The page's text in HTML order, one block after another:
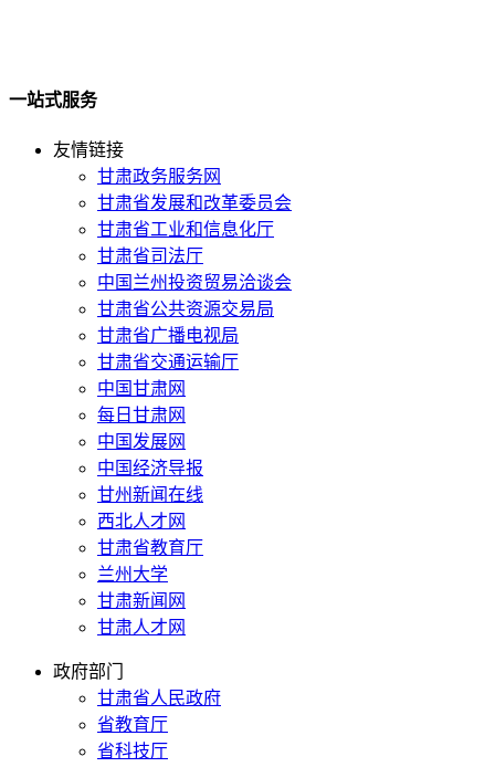
一站式服务
友情链接
甘肃政务服务网
甘肃省发展和改革委员会
甘肃省工业和信息化厅
甘肃省司法厅
中国兰州投资贸易洽谈会
甘肃省公共资源交易局
甘肃省广播电视局
甘肃省交通运输厅
中国甘肃网
每日甘肃网
中国发展网
中国经济导报
甘州新闻在线
西北人才网
甘肃省教育厅
兰州大学
甘肃新闻网
甘肃人才网
政府部门
甘肃省人民政府
省教育厅
省科技厅